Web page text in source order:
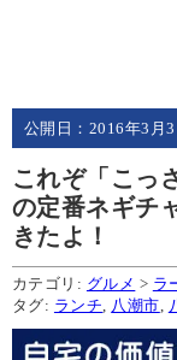
公開日： 2016年3月3
これぞ「こっ
の定番ネギチ
きたよ！
カテゴリ: グルメ > ラ
タグ: ランチ, 八潮市,